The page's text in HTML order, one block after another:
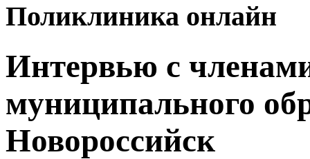
Поликлиника онлайн
Интервью с
муниципального
Новороссийск